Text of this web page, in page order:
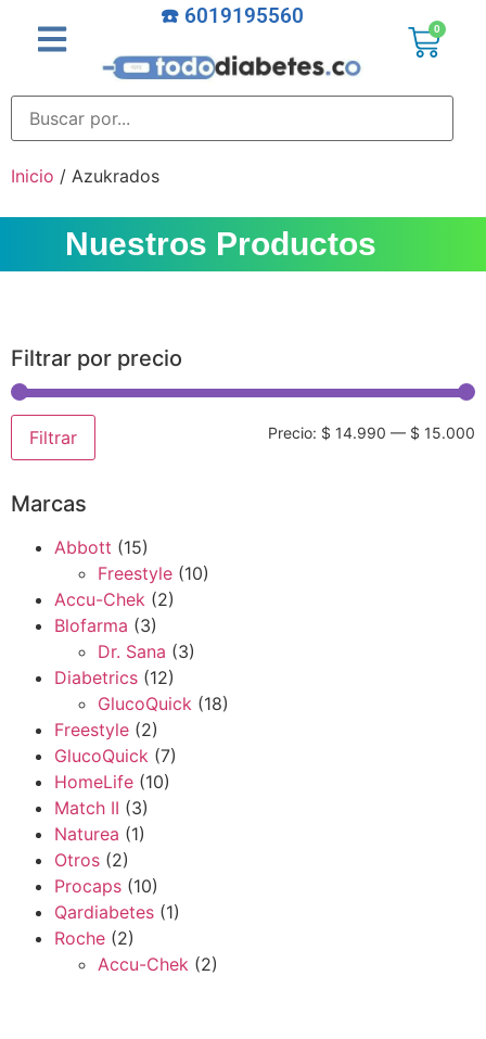
☎️ 6019195560
0
Inicio / Azukrados
Nuestros Productos
Filtrar por precio
Filtrar Precio: $ 14.990 — $ 15.000
Marcas
Abbott (15)
Freestyle (10)
Accu-Chek (2)
Blofarma (3)
Dr. Sana (3)
Diabetrics (12)
GlucoQuick (18)
Freestyle (2)
GlucoQuick (7)
HomeLife (10)
Match II (3)
Naturea (1)
Otros (2)
Procaps (10)
Qardiabetes (1)
Roche (2)
Accu-Chek (2)